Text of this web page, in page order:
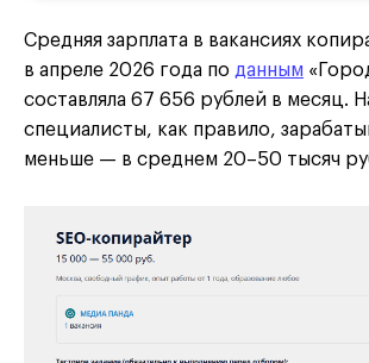
Средняя зарплата в вакансиях
в апреле 2026 года по данным
составляла 67 656 рублей в месяц.
специалисты, как правило,
меньше — в среднем 20–50 тысяч